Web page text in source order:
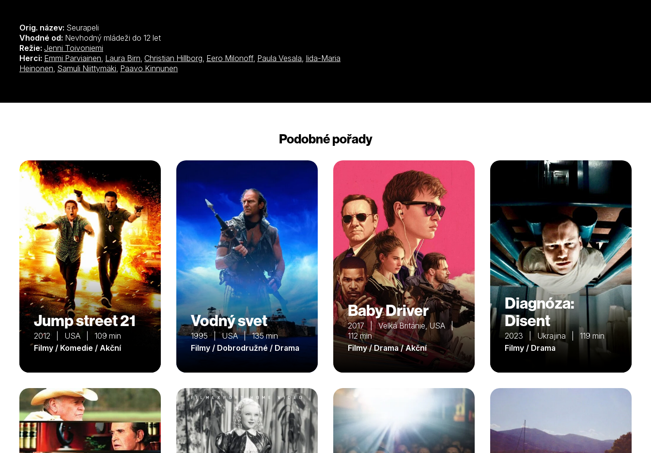
Orig. název: Seurapeli
Vhodné od: Nevhodný mládeži do 12 let
Režie: Jenni Toivoniemi
Herci: Emmi Parviainen Laura Birn Christian Hillborg Eero Milonoff, Paula Vesala Iida-Maria
Heinonen Samuli Niittymäki Paavo Kinnunen
Podobné pořady
Jump street 21
2012 | USA | 109 min
Filmy / Komedie / Akční
Vodný svet
1995 | USA | 135 min
Filmy / Dobrodružné / Drama
Baby Driver
2017 | Velká Británie, USA |
112 min
Filmy / Drama / Akční
Diagnóza:
Disent
2023 | Ukrajina | 119 min
Filmy / Drama